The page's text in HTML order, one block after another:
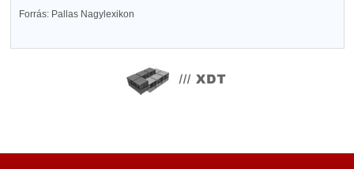
Forrás: Pallas Nagylexikon